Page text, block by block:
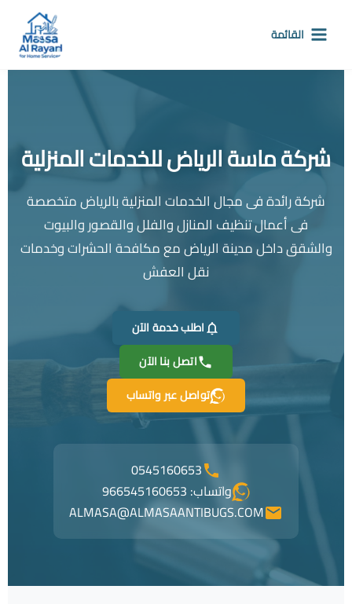
المحتوى القائمة
شركة ماسة الرياض للخدمات المنزلية
شركة رائدة فى مجال الخدمات المنزلية بالرياض متخصصة
فى أعمال تنظيف المنازل والفلل والقصور والبيوت
والشقق داخل مدينة الرياض مع مكافحة الحشرات وخدمات
نقل العفش
اطلب خدمة الآن
اتصل بنا الآن
تواصل عبر واتساب
0545160653
واتساب: 966545160653
ALMASA@ALMASAANTIBUGS.COM